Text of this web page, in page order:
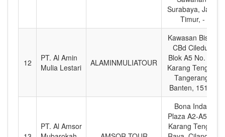
Surabaya, Jawa
Timur, -
12
PT. Al Amin
Mulia Lestari
ALAMINMULIATOUR
Kawasan Bisnis
CBd Ciledug
Blok A5 No. 21,
Karang Tengah,
Tangerang,
Banten, 15157
PT. Al Amsor
Bona Indah
Plaza A2-A5, Jl.
Karang Tengah